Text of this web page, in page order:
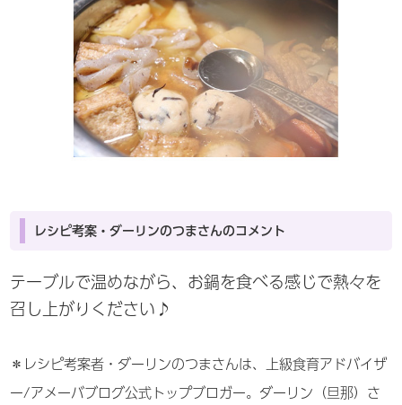
レシピ考案・ダーリンのつまさんのコメント
テーブルで温めながら、お鍋を食べる感じで熱々を
召し上がりください♪
＊レシピ考案者・ダーリンのつまさんは、上級食育アドバイザ
ー/アメーバブログ公式トップブロガー。ダーリン（旦那）さ